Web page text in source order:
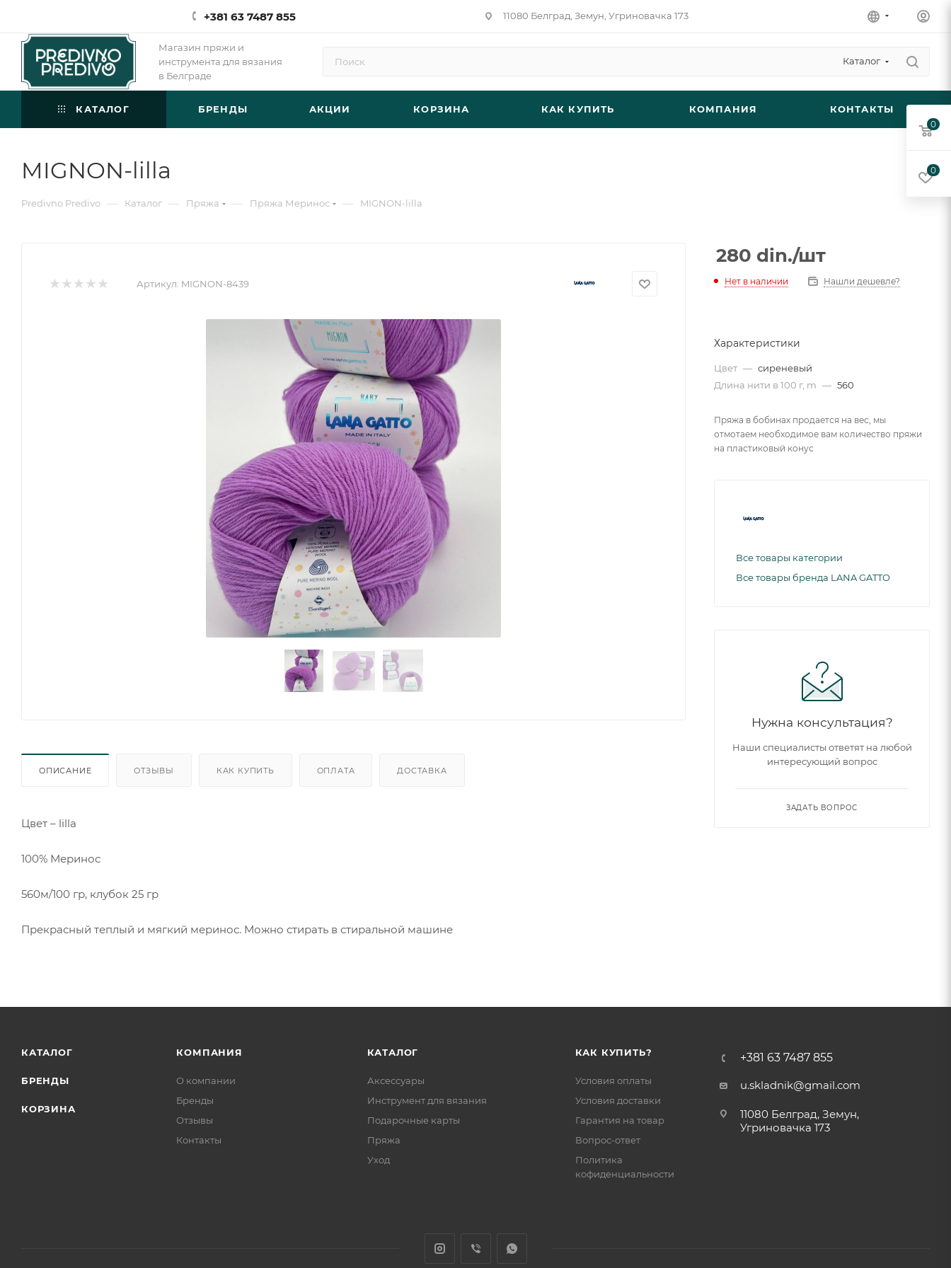
+381 63 7487 855 11080 Белград, Земун, Угриновачка 173
Магазин пряжи и
инструмента для вязания
в Белграде
Каталог
КАТАЛОГ БРЕНДЫ АКЦИИ КОРЗИНА КАК КУПИТЬ КОМПАНИЯ КОНТАКТЫ
MIGNON-lilla
Predivno Predivo — Каталог — Пряжа — Пряжа Меринос — MIGNON-lilla
Артикул: MIGNON-8439
ОПИСАНИЕ ОТЗЫВЫ КАК КУПИТЬ ОПЛАТА ДОСТАВКА
Цвет – lilla
100% Меринос
560м/100 гр, клубок 25 гр
Прекрасный теплый и мягкий меринос. Можно стирать в стиральной машине
280 din./шт
Нет в наличии Нашли дешевле?
Характеристики
Цвет — сиреневый
Длина нити в 100 г, m — 560
Пряжа в бобинах продается на вес, мы
отмотаем необходимое вам количество пряжи
на пластиковый конус
Все товары категории
Все товары бренда LANA GATTO
Нужна консультация?
Наши специалисты ответят на любой
интересующий вопрос
ЗАДАТЬ ВОПРОС
КАТАЛОГ
БРЕНДЫ
КОРЗИНА
КОМПАНИЯ
О компании
Бренды
Отзывы
Контакты
КАТАЛОГ
Аксессуары
Инструмент для вязания
Подарочные карты
Пряжа
Уход
КАК КУПИТЬ?
Условия оплаты
Условия доставки
Гарантия на товар
Вопрос-ответ
Политика
кофиденциальности
+381 63 7487 855
u.skladnik@gmail.com
11080 Белград, Земун,
Угриновачка 173
0
0